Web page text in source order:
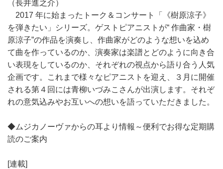
（長井進之介）
2017 年に始まったトーク＆コンサート「《樹原涼子》
を弾きたい」シリーズ。ゲストピアニストが“ 作曲家・樹
原涼子”の作品を演奏し、作曲家がどのような想いを込め
て曲を作っているのか、演奏家は楽譜とどのように向き合
い表現をしているのか、それぞれの視点から語り合う人気
企画です。これまで様々なピアニストを迎え、３月に開催
される第４回には青柳いづみこさんが出演します。それぞ
れの意気込みやお互いへの想いを語っていただきました。
◆ムジカノーヴァからの耳より情報～便利でお得な定期購
読のご案内
[連載]